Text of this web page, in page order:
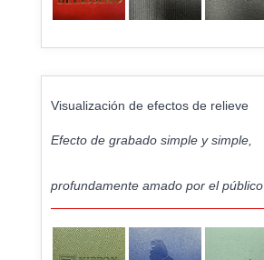
Visualización de efectos de relieve
Efecto de grabado simple y simple,
profundamente amado por el público